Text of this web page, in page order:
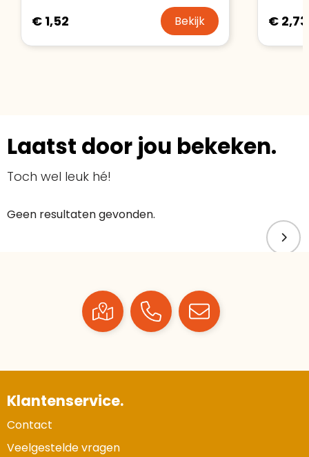
€ 1,52 Bekijk € 2,73
Laatst door jou bekeken.
Toch wel leuk hé!
Geen resultaten gevonden.
Klantenservice.
Contact
Veelgestelde vragen